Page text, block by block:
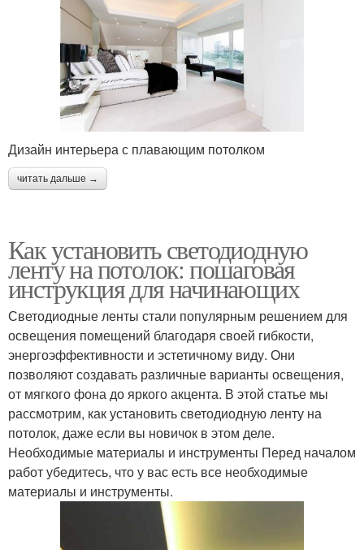
Дизайн интерьера с плавающим потолком
читать дальше →
Как установить светодиодную
ленту на потолок: пошаговая
инструкция для начинающих
Светодиодные ленты стали популярным решением для
освещения помещений благодаря своей гибкости,
энергоэффективности и эстетичному виду. Они
позволяют создавать различные варианты освещения,
от мягкого фона до яркого акцента. В этой статье мы
рассмотрим, как установить светодиодную ленту на
потолок, даже если вы новичок в этом деле.
Необходимые материалы и инструменты Перед началом
работ убедитесь, что у вас есть все необходимые
материалы и инструменты.